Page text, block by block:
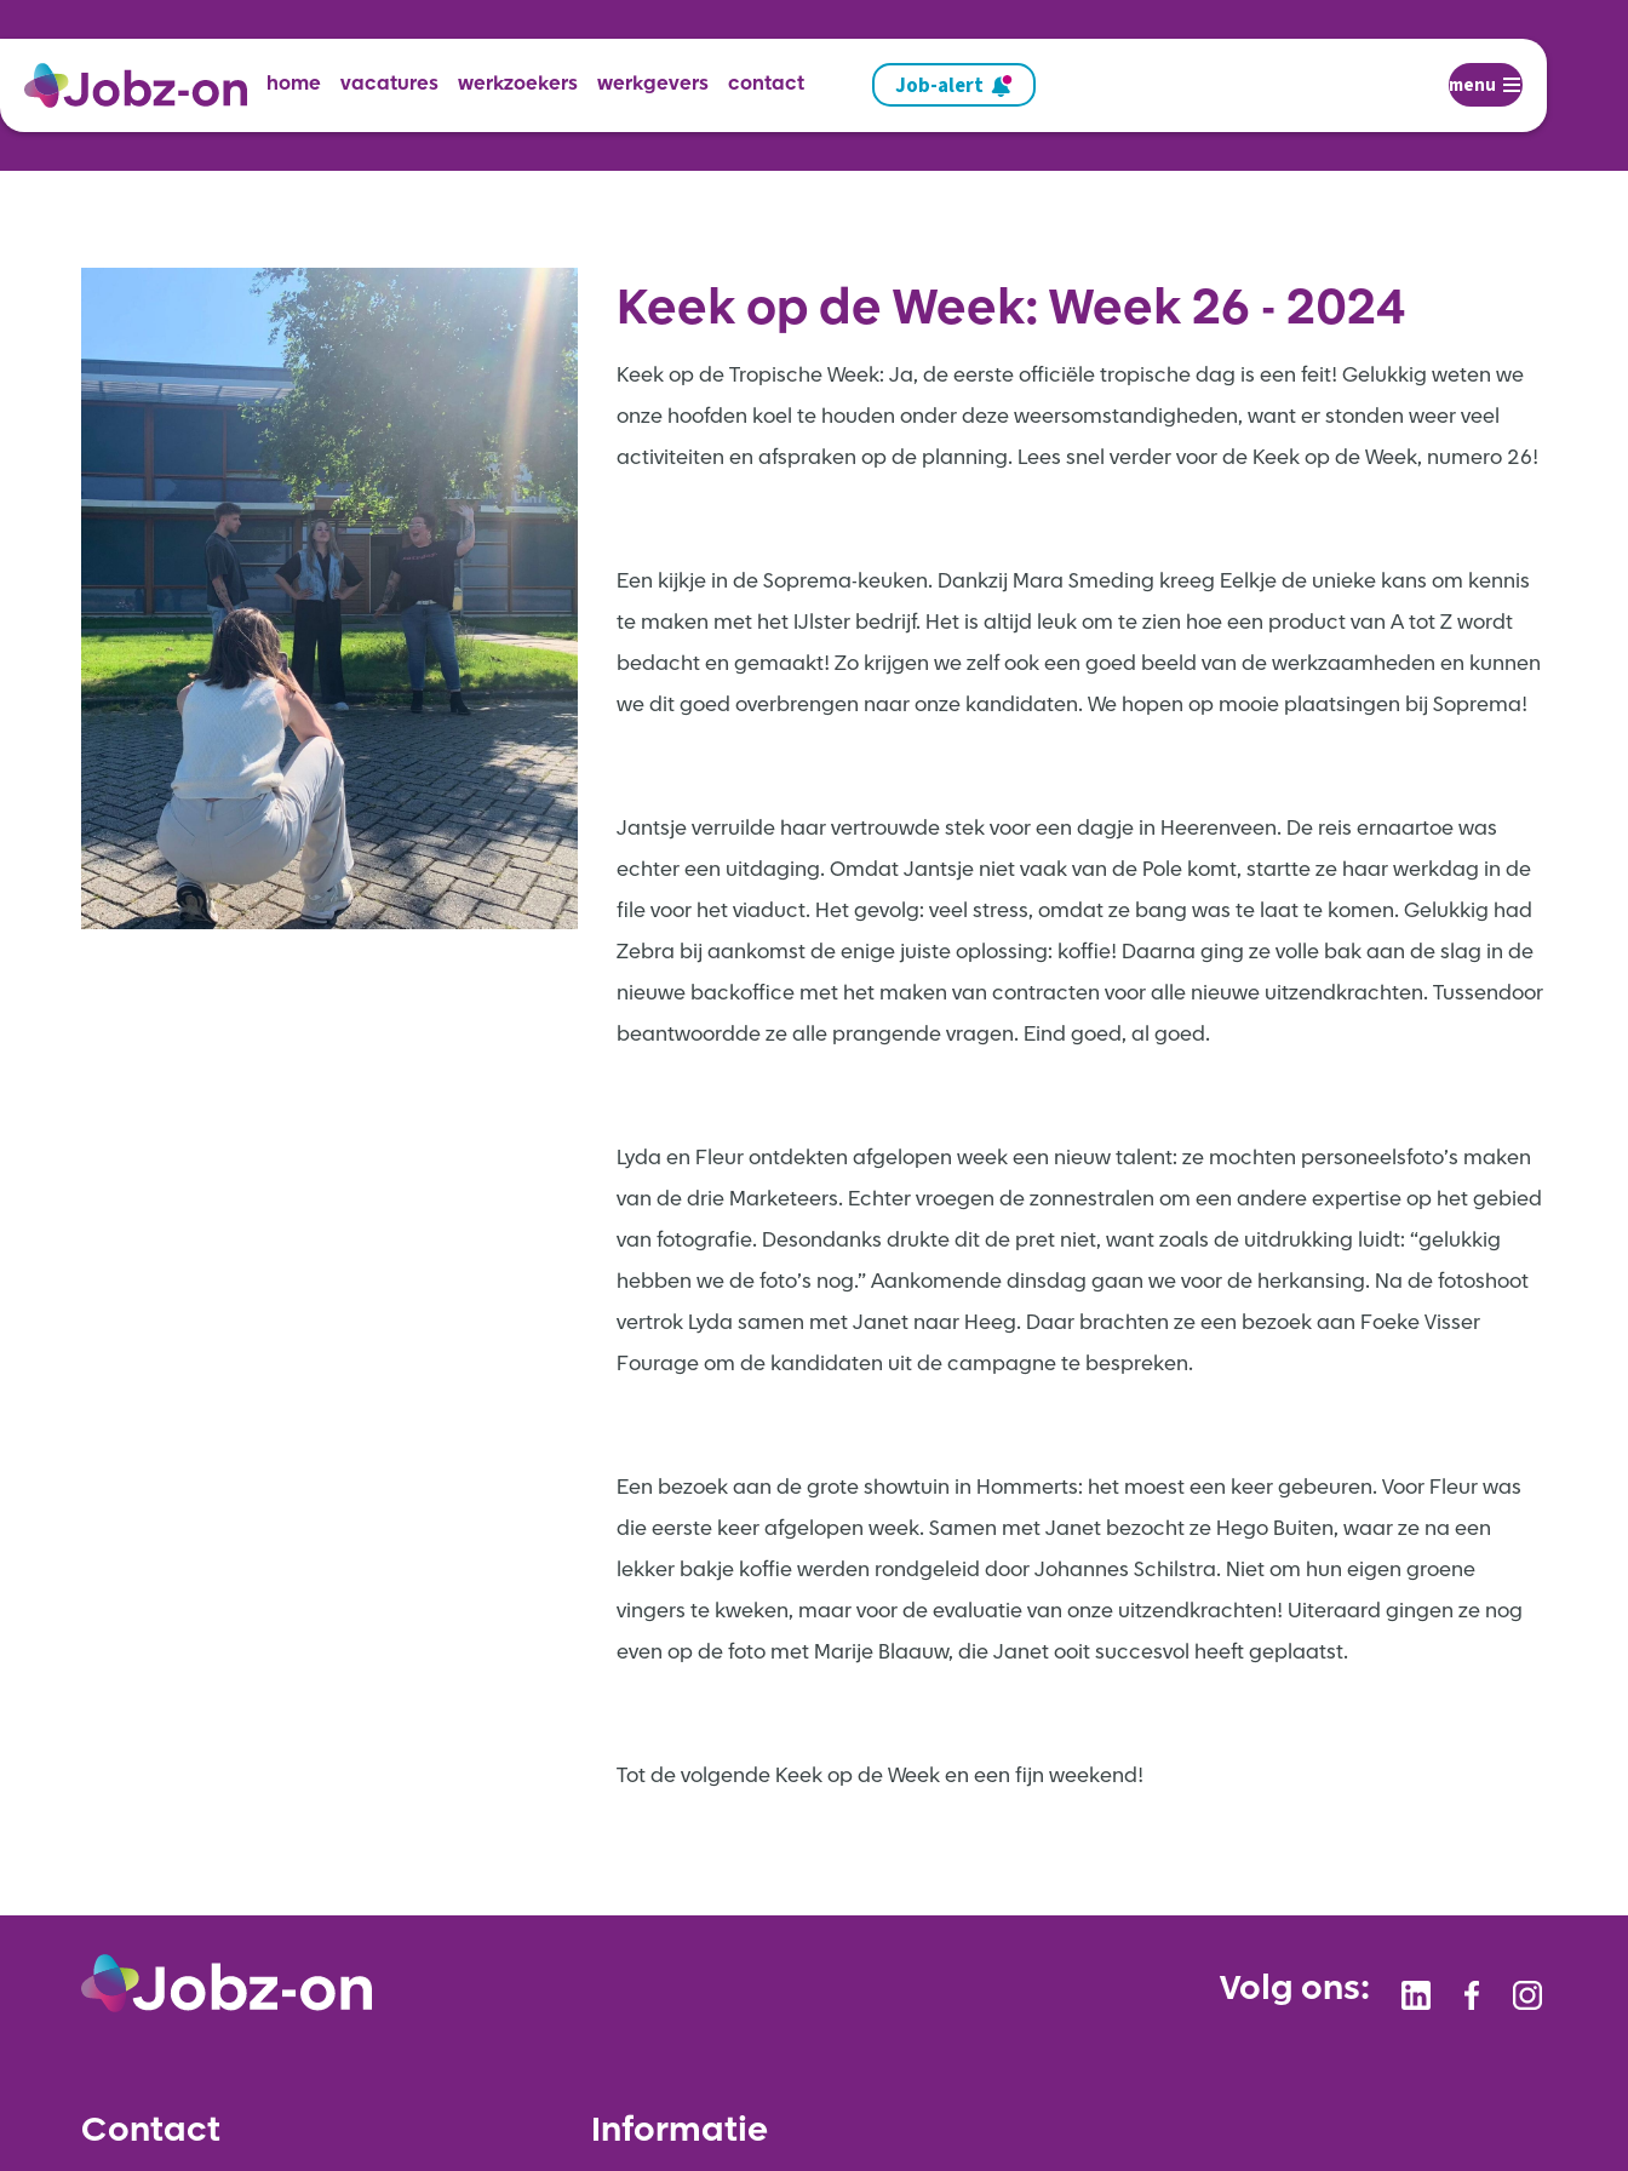
home vacatures werkzoekers werkgevers contact Job-alert menu
Keek op de Week: Week 26 - 2024
Keek op de Tropische Week: Ja, de eerste officiële tropische dag is een feit! Gelukkig weten we
onze hoofden koel te houden onder deze weersomstandigheden, want er stonden weer veel
activiteiten en afspraken op de planning. Lees snel verder voor de Keek op de Week, numero 26!
Een kijkje in de Soprema-keuken. Dankzij Mara Smeding kreeg Eelkje de unieke kans om kennis
te maken met het IJlster bedrijf. Het is altijd leuk om te zien hoe een product van A tot Z wordt
bedacht en gemaakt! Zo krijgen we zelf ook een goed beeld van de werkzaamheden en kunnen
we dit goed overbrengen naar onze kandidaten. We hopen op mooie plaatsingen bij Soprema!
Jantsje verruilde haar vertrouwde stek voor een dagje in Heerenveen. De reis ernaartoe was
echter een uitdaging. Omdat Jantsje niet vaak van de Pole komt, startte ze haar werkdag in de
file voor het viaduct. Het gevolg: veel stress, omdat ze bang was te laat te komen. Gelukkig had
Zebra bij aankomst de enige juiste oplossing: koffie! Daarna ging ze volle bak aan de slag in de
nieuwe backoffice met het maken van contracten voor alle nieuwe uitzendkrachten. Tussendoor
beantwoordde ze alle prangende vragen. Eind goed, al goed.
Lyda en Fleur ontdekten afgelopen week een nieuw talent: ze mochten personeelsfoto’s maken
van de drie Marketeers. Echter vroegen de zonnestralen om een andere expertise op het gebied
van fotografie. Desondanks drukte dit de pret niet, want zoals de uitdrukking luidt: “gelukkig
hebben we de foto’s nog.” Aankomende dinsdag gaan we voor de herkansing. Na de fotoshoot
vertrok Lyda samen met Janet naar Heeg. Daar brachten ze een bezoek aan Foeke Visser
Fourage om de kandidaten uit de campagne te bespreken.
Een bezoek aan de grote showtuin in Hommerts: het moest een keer gebeuren. Voor Fleur was
die eerste keer afgelopen week. Samen met Janet bezocht ze Hego Buiten, waar ze na een
lekker bakje koffie werden rondgeleid door Johannes Schilstra. Niet om hun eigen groene
vingers te kweken, maar voor de evaluatie van onze uitzendkrachten! Uiteraard gingen ze nog
even op de foto met Marije Blaauw, die Janet ooit succesvol heeft geplaatst.
Tot de volgende Keek op de Week en een fijn weekend!
Volg ons:
Contact Informatie